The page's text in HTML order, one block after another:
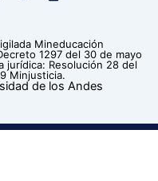
b
e
d
i
n
Mineducación
1297 del 30 de mayo
jurídica: Resolución 28 del
Minjusticia.
de los Andes